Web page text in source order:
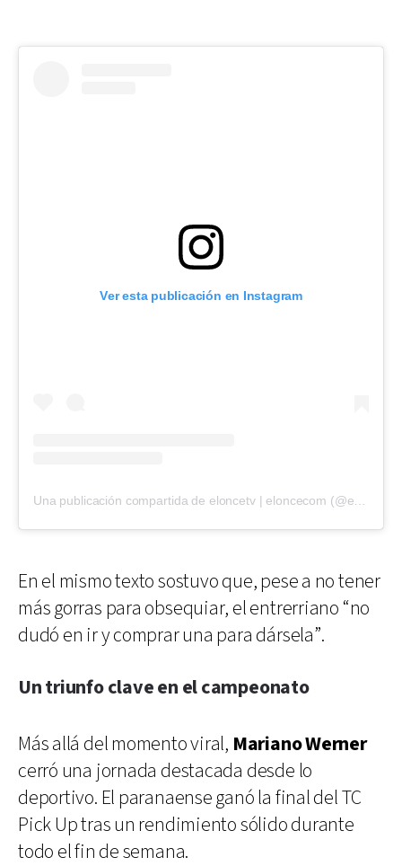
Ver esta publicación en Instagram
En el mismo texto sostuvo que, pese a no tener
más gorras para obsequiar, el entrerriano “no
dudó en ir y comprar una para dársela”.
Un triunfo clave en el campeonato
Más allá del momento viral, Mariano Werner
cerró una jornada destacada desde lo
deportivo. El paranaense ganó la final del TC
Pick Up tras un rendimiento sólido durante
todo el fin de semana.